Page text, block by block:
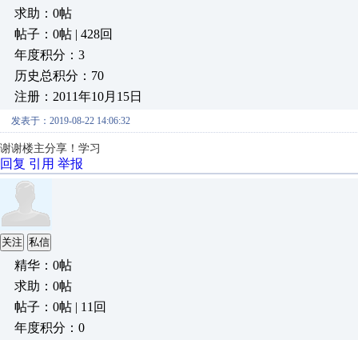
求助：0帖
帖子：0帖 | 428回
年度积分：3
历史总积分：70
注册：2011年10月15日
发表于：2019-08-22 14:06:32
谢谢楼主分享！学习
回复 引用 举报
关注 私信
精华：0帖
求助：0帖
帖子：0帖 | 11回
年度积分：0